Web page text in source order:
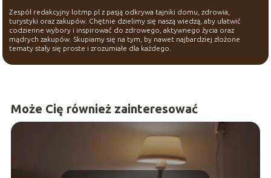
Zespół redakcyjny lotmp.pl z pasją odkrywa tajniki domu, zdrowia,
turystyki oraz zakupów. Chętnie dzielimy się naszą wiedzą, aby ułatwić
codzienne wybory i inspirować do zdrowego, aktywnego życia oraz
mądrych zakupów. Skupiamy się na tym, by nawet najbardziej złożone
tematy stały się proste i zrozumiałe dla każdego.
Może Cię również zainteresować